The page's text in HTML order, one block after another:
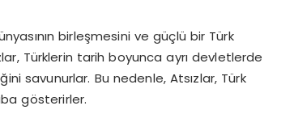
birleşmesini ve güçlü bir Türk
Türklerin tarih boyunca ayrı devletlerde
savunurlar. Bu nedenle, Atsızlar, Türk
gösterirler.